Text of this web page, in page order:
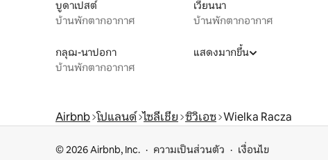
บูดาเปสต์
บ้านพักตากอากาศ
เวียนนา
บ้านพักตากอากาศ
กลุฌ-นาปอกา
บ้านพักตากอากาศ
แสดงมากขึ้น
Airbnb โปแลนด์ ไซลีเชีย ซิวิเอซ Wielka Racza
© 2026 Airbnb, Inc. ความเป็นส่วนตัว เงื่อนไข